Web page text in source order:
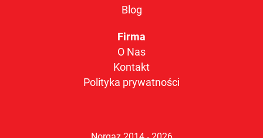
Blog
Firma
O Nas
Kontakt
Polityka prywatności